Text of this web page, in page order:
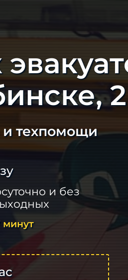
2
и техпомощи
и без
минут